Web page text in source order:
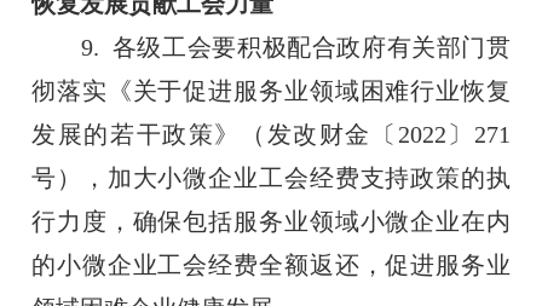
9. 各级工会要积极配合政府有关部门贯
彻落实《关于促进服务业领域困难行业恢复
发展的若干政策》（发改财金〔2022〕271
号），加大小微企业工会经费支持政策的执
行力度，确保包括服务业领域小微企业在内
的小微企业工会经费全额返还，促进服务业